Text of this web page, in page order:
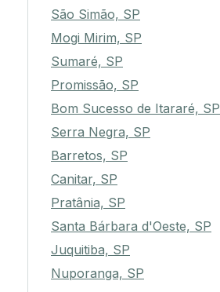
São Simão, SP
Mogi Mirim, SP
Sumaré, SP
Promissão, SP
Bom Sucesso de Itararé, SP
Serra Negra, SP
Barretos, SP
Canitar, SP
Pratânia, SP
Santa Bárbara d'Oeste, SP
Juquitiba, SP
Nuporanga, SP